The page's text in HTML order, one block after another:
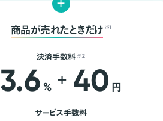
商品が売れたときだけ ※1
決済手数料 ※2
3.6 % + 40 円
サービス手数料